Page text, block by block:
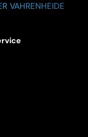
VAHRENHEIDE